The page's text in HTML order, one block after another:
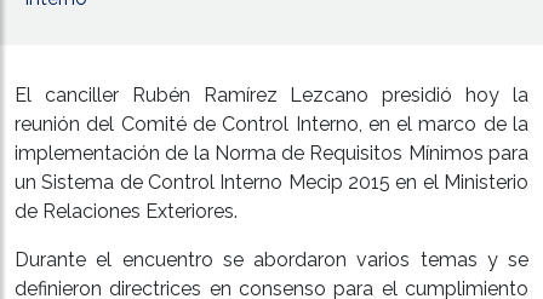
El canciller Rubén Ramírez Lezcano presidió hoy la
reunión del Comité de Control Interno, en el marco de la
implementación de la Norma de Requisitos Mínimos para
un Sistema de Control Interno Mecip 2015 en el Ministerio
de Relaciones Exteriores.
Durante el encuentro se abordaron varios temas y se
definieron directrices en consenso para el cumplimiento